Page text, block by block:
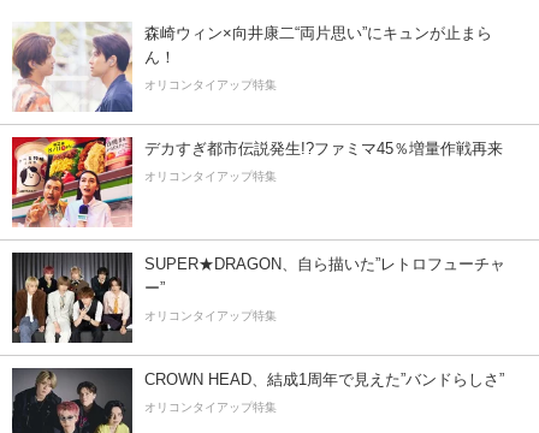
森崎ウィン×向井康二“両片思い”にキュンが止まら
ん！
オリコンタイアップ特集
デカすぎ都市伝説発生!?ファミマ45％増量作戦再来
オリコンタイアップ特集
SUPER★DRAGON、自ら描いた”レトロフューチャ
ー”
オリコンタイアップ特集
CROWN HEAD、結成1周年で見えた”バンドらしさ”
オリコンタイアップ特集